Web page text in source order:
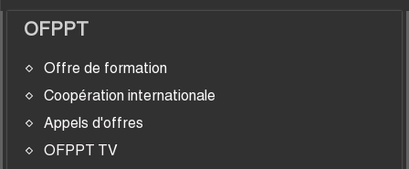
OFPPT
Offre de formation
Coopération internationale
Appels d'offres
OFPPT TV